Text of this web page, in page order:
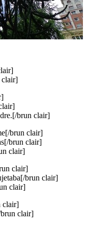
clair]
brun clair]
brun clair]
brun clair]
clair]
clair]
brun clair]
clair]
clair]
clair]